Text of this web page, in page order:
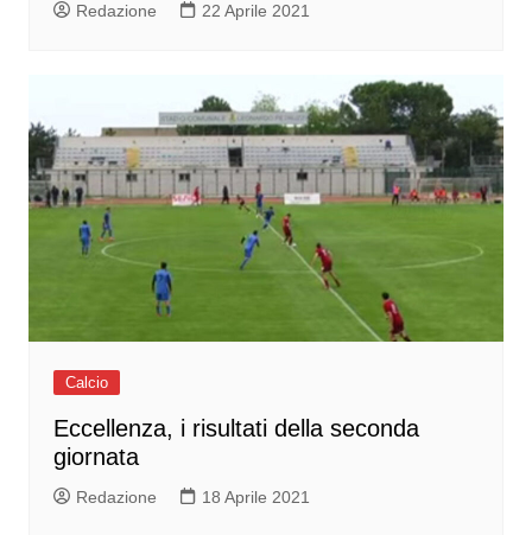
Redazione 22 Aprile 2021
Calcio
Eccellenza, i risultati della seconda
giornata
Redazione 18 Aprile 2021